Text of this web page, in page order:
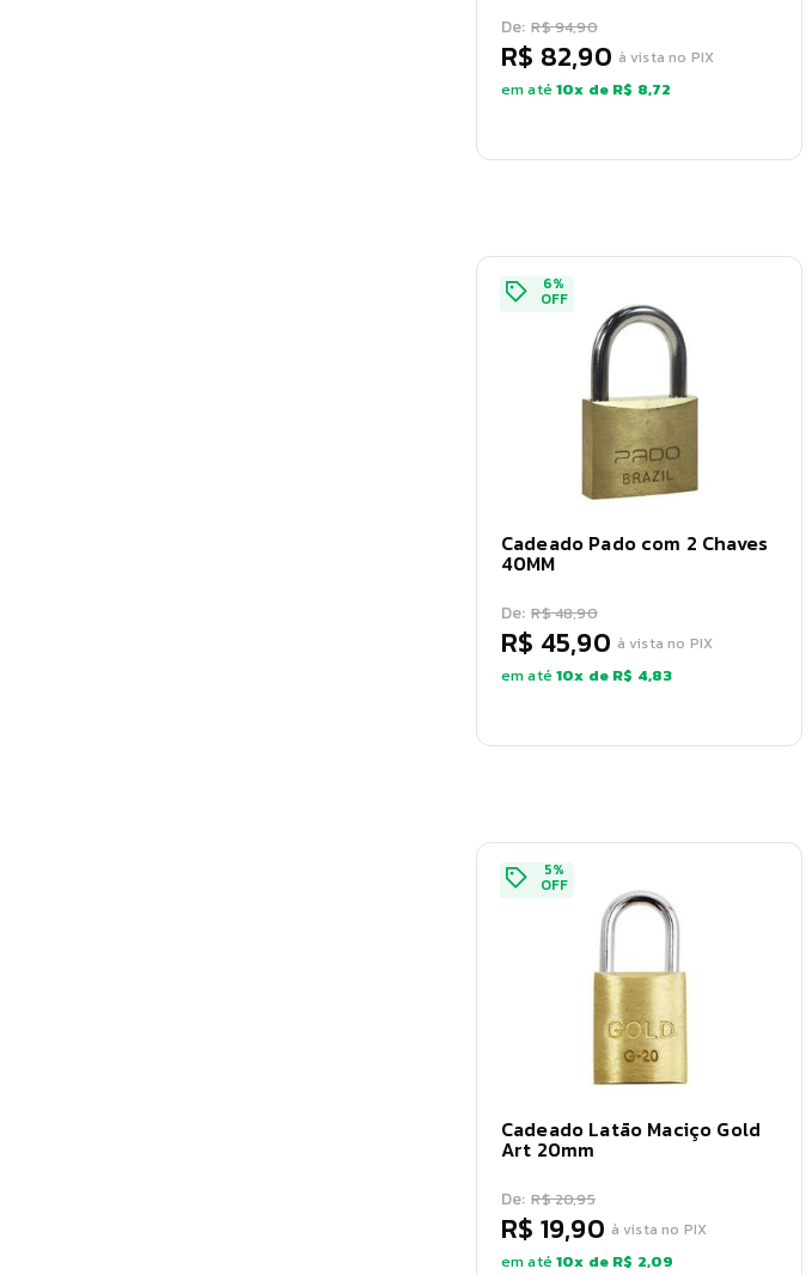
De: R$ 94,90
R$ 82,90 à vista no PIX
em até10x de R$ 8,72
Cadeado Pado com 2 Chaves
40MM
De: R$ 48,90
R$ 45,90 à vista no PIX
em até10x de R$ 4,83
6%
OFF
Cadeado Latão Maciço Gold
Art 20mm
De: R$ 20,95
R$ 19,90 à vista no PIX
em até10x de R$ 2,09
5%
OFF